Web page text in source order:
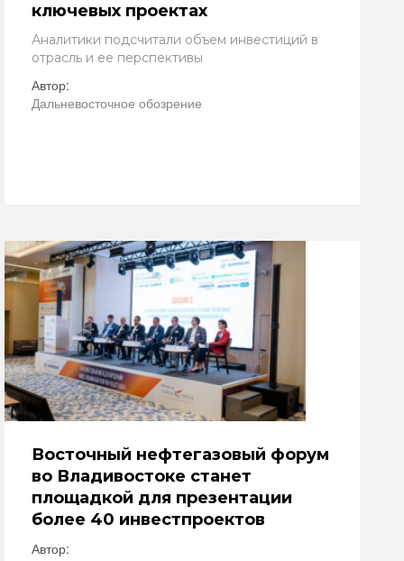
ключевых проектах
Аналитики подсчитали объем инвестиций в
отрасль и ее перспективы
Автор:
Дальневосточное обозрение
Восточный нефтегазовый форум
во Владивостоке станет
площадкой для презентации
более 40 инвестпроектов
Автор: